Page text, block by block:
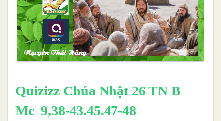
Quizizz Chúa Nhật 26 TN B
Mc 9,38-43.45.47-48